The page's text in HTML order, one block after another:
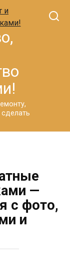
—
с фото,
и